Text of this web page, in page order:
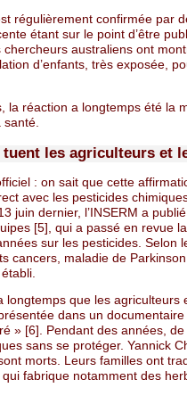
régulièrement confirmée par
étant sur le point d’être
chercheurs australiens ont
d’enfants, très exposée,
la réaction a longtemps été la
tuent les agriculteurs et
: on sait que cette
avec les pesticides
juin dernier, l’INSERM a
[5], qui a passé en revue
sur les pesticides. Selon
cancers, maladie de
longtemps que les agriculteurs
dans un
» [6]. Pendant des années,
sans se protéger. Yannick
morts. Leurs familles ont
qui fabrique notamment des